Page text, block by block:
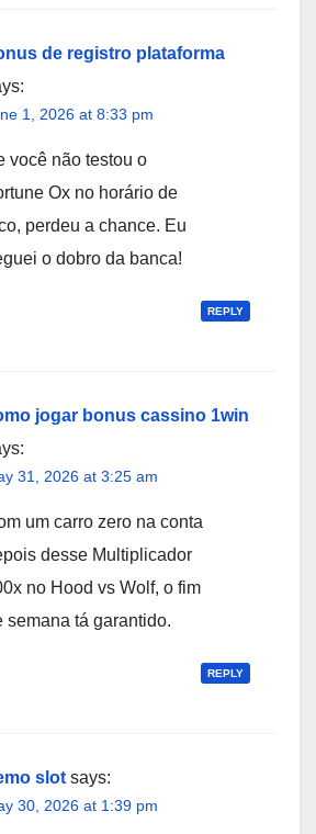
de registro plataforma
1, 2026 at 8:33 pm
você não testou o
Ox no horário de
perdeu a chance. Eu
o dobro da banca!
REPLY
jogar bonus cassino 1win
31, 2026 at 3:25 am
um carro zero na conta
desse Multiplicador
no Hood vs Wolf, o fim
semana tá garantido.
REPLY
slot says:
30, 2026 at 1:39 pm